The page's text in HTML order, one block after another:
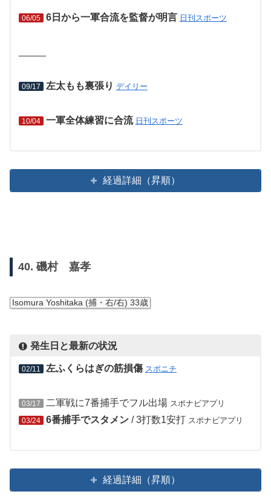
06/05 6日から一軍合流を監督が明言 日刊スポーツ
09/17 左太もも裏張り デイリー
10/04 一軍全体練習に合流 日刊スポーツ
経過詳細（昇順）
40. 磯村 嘉孝
Isomura Yoshitaka (捕・右/右) 33歳
発生日と最新の状況
02/11 左ふくらはぎの筋損傷 スポニチ
03/17 二軍戦に7番捕手でフル出場 スポナビアプリ
03/24 6番捕手でスタメン/ 3打数1安打 スポナビアプリ
経過詳細（昇順）